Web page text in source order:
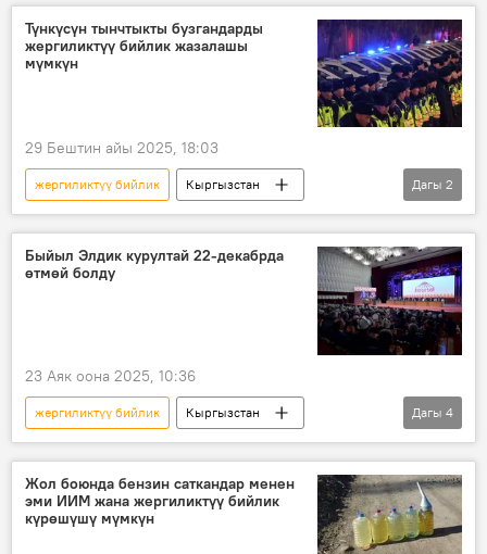
укук коргоо органдары
ЖМК
Түнкүсүн тынчтыкты бузгандарды
жергиликтүү бийлик жазалашы
мүмкүн
29 Бештин айы 2025, 18:03
жергиликтүү бийлик
Кыргызстан
Министрлер кабинети
милиция
Дагы 2
Быйыл Элдик курултай 22-декабрда
өтмөй болду
23 Аяк оона 2025, 10:36
жергиликтүү бийлик
Кыргызстан
Садыр Жапаров
Элдик курултай
жарлык
Дагы 4
Жол боюнда бензин саткандар менен
эми ИИМ жана жергиликтүү бийлик
күрөшүшү мүмкүн